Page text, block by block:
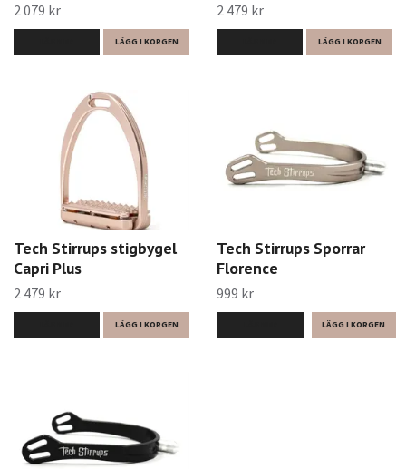
2 079 kr
LÄGG I KORGEN
2 479 kr
LÄGG I KORGEN
Tech Stirrups stigbygel
Capri Plus
2 479 kr
LÄGG I KORGEN
Tech Stirrups Sporrar
Florence
999 kr